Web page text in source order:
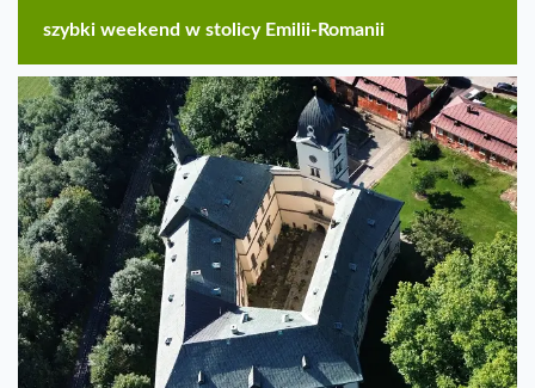
szybki weekend w stolicy Emilii-Romanii